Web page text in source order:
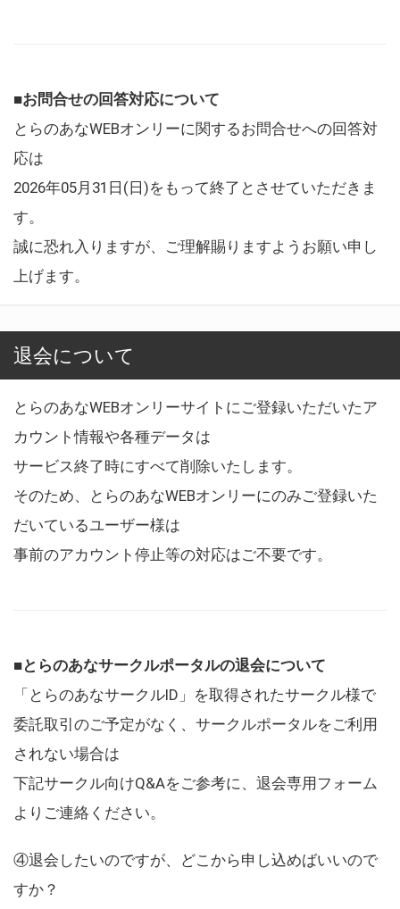
■お問合せの回答対応について
とらのあなWEBオンリーに関するお問合せへの回答対
応は
2026年05月31日(日)をもって終了とさせていただきま
す。
誠に恐れ入りますが、ご理解賜りますようお願い申し
上げます。
退会について
とらのあなWEBオンリーサイトにご登録いただいたア
カウント情報や各種データは
サービス終了時にすべて削除いたします。
そのため、とらのあなWEBオンリーにのみご登録いた
だいているユーザー様は
事前のアカウント停止等の対応はご不要です。
■とらのあなサークルポータルの退会について
「とらのあなサークルID」を取得されたサークル様で
委託取引のご予定がなく、サークルポータルをご利用
されない場合は
下記サークル向けQ&Aをご参考に、退会専用フォーム
よりご連絡ください。
④退会したいのですが、どこから申し込めばいいので
すか？